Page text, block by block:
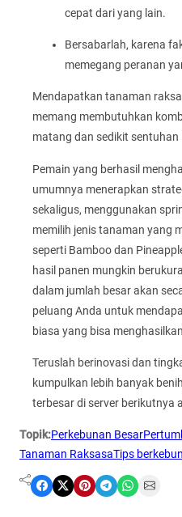
cepat dari yang lain.
Bersabarlah, karena
memegang peranan
Mendapatkan tanaman
memang membutuhkan
matang dan sedikit
Pemain yang berhasil
umumnya menerapkan
sekaligus, menggunakan
memilih jenis tanaman yang
seperti Bamboo dan
hasil panen mungkin
dalam jumlah besar akan
peluang Anda untuk
biasa yang bisa
Teruslah berinovasi dan
kumpulkan lebih banyak
terbesar di server berikutnya
Topik:Perkebunan Besar
Tanaman RaksasaTips berkebun
Share on Facebook Share on X Share on Pinterest Share on Telegram Share on WhatsApp Share on Email